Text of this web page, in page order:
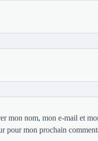
mon nom, mon e-mail et
pour mon prochain